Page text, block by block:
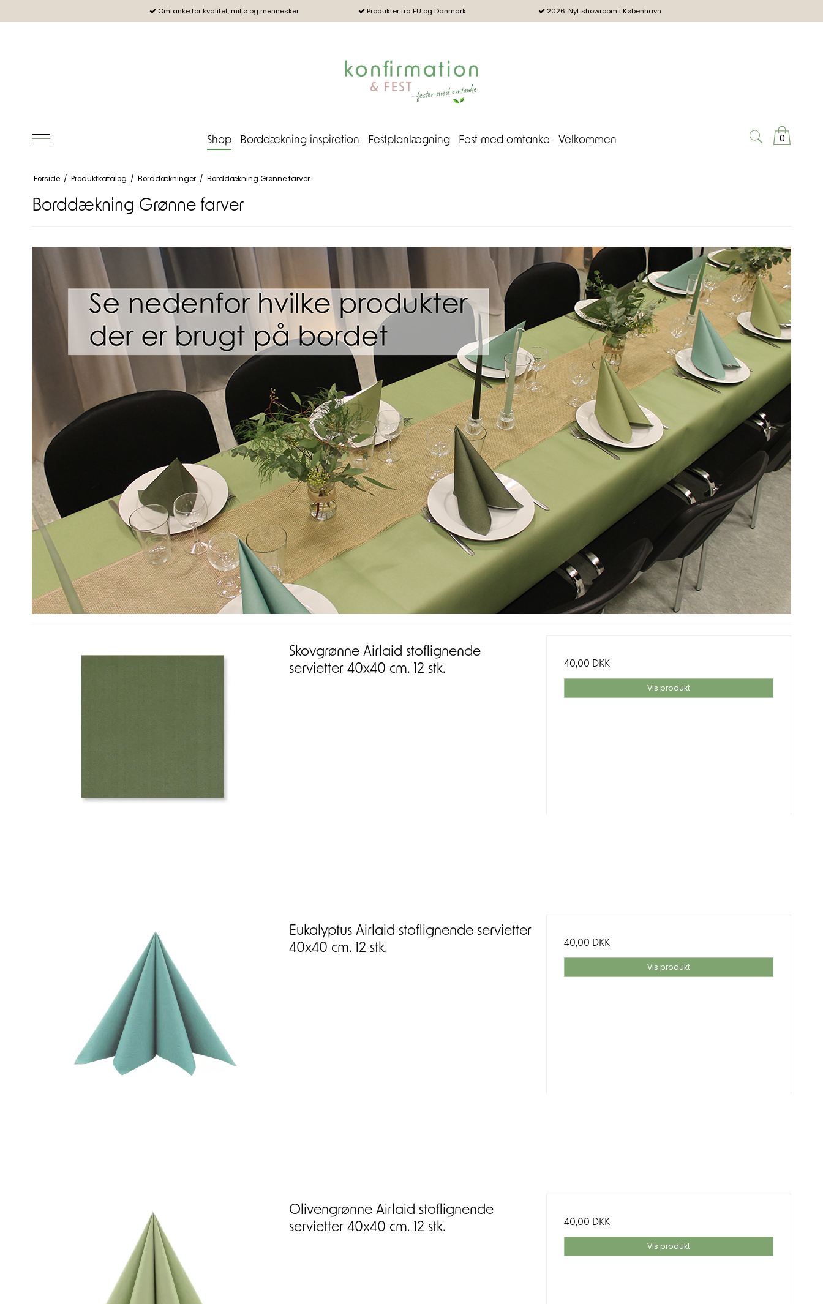
Omtanke for kvalitet, miljø og mennesker Produkter fra EU og Danmark 2026: Nyt showroom i København
0
Shop Borddækning inspiration Fest med omtanke Velkommen
Festplanlægning
Forside / Produktkatalog / Borddækninger / Borddækning Grønne farver
Borddækning Grønne farver
Skovgrønne Airlaid stoflignende
servietter 40x40 cm. 12 stk.
40,00 DKK
Vis produkt
Eukalyptus Airlaid stoflignende servietter
40x40 cm. 12 stk.
40,00 DKK
Vis produkt
Olivengrønne Airlaid stoflignende
servietter 40x40 cm. 12 stk.
40,00 DKK
Vis produkt